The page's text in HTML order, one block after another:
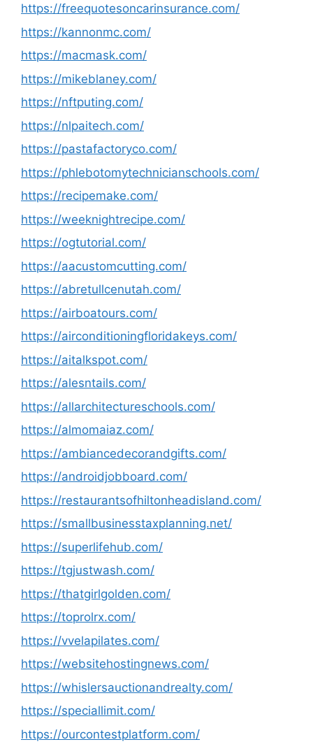
https://freequotesoncarinsurance.com/
https://kannonmc.com/
https://macmask.com/
https://mikeblaney.com/
https://nftputing.com/
https://nlpaitech.com/
https://pastafactoryco.com/
https://phlebotomytechnicianschools.com/
https://recipemake.com/
https://weeknightrecipe.com/
https://ogtutorial.com/
https://aacustomcutting.com/
https://abretullcenutah.com/
https://airboatours.com/
https://airconditioningfloridakeys.com/
https://aitalkspot.com/
https://alesntails.com/
https://allarchitectureschools.com/
https://almomaiaz.com/
https://ambiancedecorandgifts.com/
https://androidjobboard.com/
https://restaurantsofhiltonheadisland.com/
https://smallbusinesstaxplanning.net/
https://superlifehub.com/
https://tgjustwash.com/
https://thatgirlgolden.com/
https://toprolrx.com/
https://vvelapilates.com/
https://websitehostingnews.com/
https://whislersauctionandrealty.com/
https://speciallimit.com/
https://ourcontestplatform.com/